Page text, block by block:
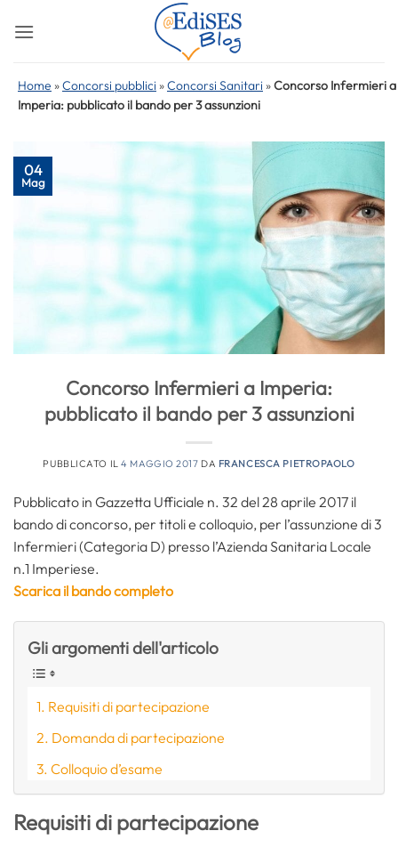
Home »Concorsi pubblici »Concorsi Sanitari »Concorso Infermieri a
Imperia: pubblicato il bando per 3 assunzioni
04
Mag
Concorso Infermieri a Imperia:
pubblicato il bando per 3 assunzioni
PUBBLICATO IL4 MAGGIO 2017 DA FRANCESCA PIETROPAOLO
Pubblicato in Gazzetta Ufficiale n. 32 del 28 aprile 2017 il
bando di concorso, per titoli e colloquio, per l’assunzione di 3
Infermieri (Categoria D) presso l’Azienda Sanitaria Locale
n.1 Imperiese.
Scarica il bando completo
Gli argomenti dell'articolo
Requisiti di partecipazione
Domanda di partecipazione
Colloquio d’esame
Requisiti di partecipazione